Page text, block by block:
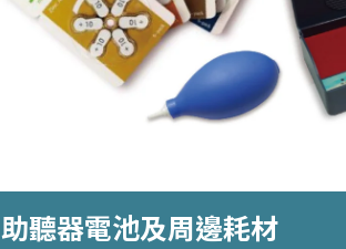
助聽器電池及周邊耗材